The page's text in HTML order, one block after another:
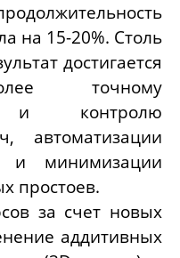
на 15-20%. Столь
достигается
точному
и контролю
автоматизации
и минимизации
простоев.
за счет новых
аддитивных